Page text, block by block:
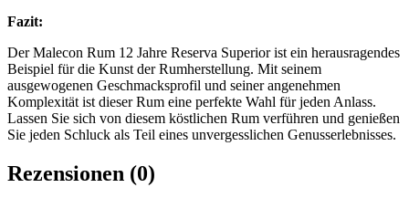
Fazit:
Der Malecon Rum 12 Jahre Reserva Superior ist ein herausragendes
Beispiel für die Kunst der Rumherstellung. Mit seinem
ausgewogenen Geschmacksprofil und seiner angenehmen
Komplexität ist dieser Rum eine perfekte Wahl für jeden Anlass.
Lassen Sie sich von diesem köstlichen Rum verführen und genießen
Sie jeden Schluck als Teil eines unvergesslichen Genusserlebnisses.
Rezensionen (0)